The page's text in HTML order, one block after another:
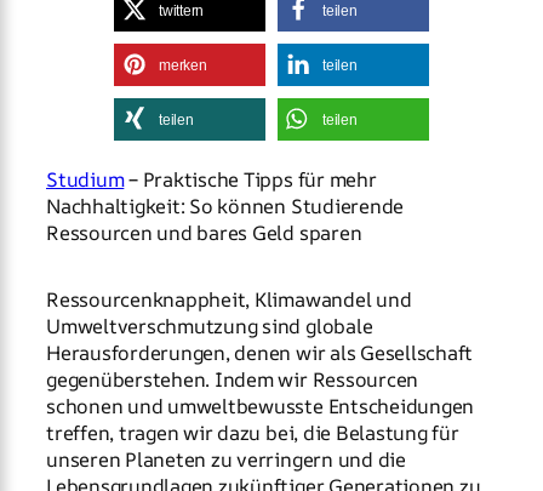
twittern teilen
merken teilen
teilen teilen
Studium– Praktische Tipps für mehr
Nachhaltigkeit: So können Studierende
Ressourcen und bares Geld sparen
Ressourcenknappheit, Klimawandel und
Umweltverschmutzung sind globale
Herausforderungen, denen wir als Gesellschaft
gegenüberstehen. Indem wir Ressourcen
schonen und umweltbewusste Entscheidungen
treffen, tragen wir dazu bei, die Belastung für
unseren Planeten zu verringern und die
Lebensgrundlagen zukünftiger Generationen zu